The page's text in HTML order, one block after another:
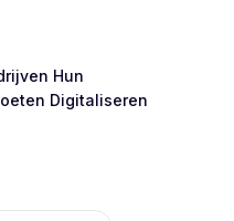
Hun
Digitaliseren